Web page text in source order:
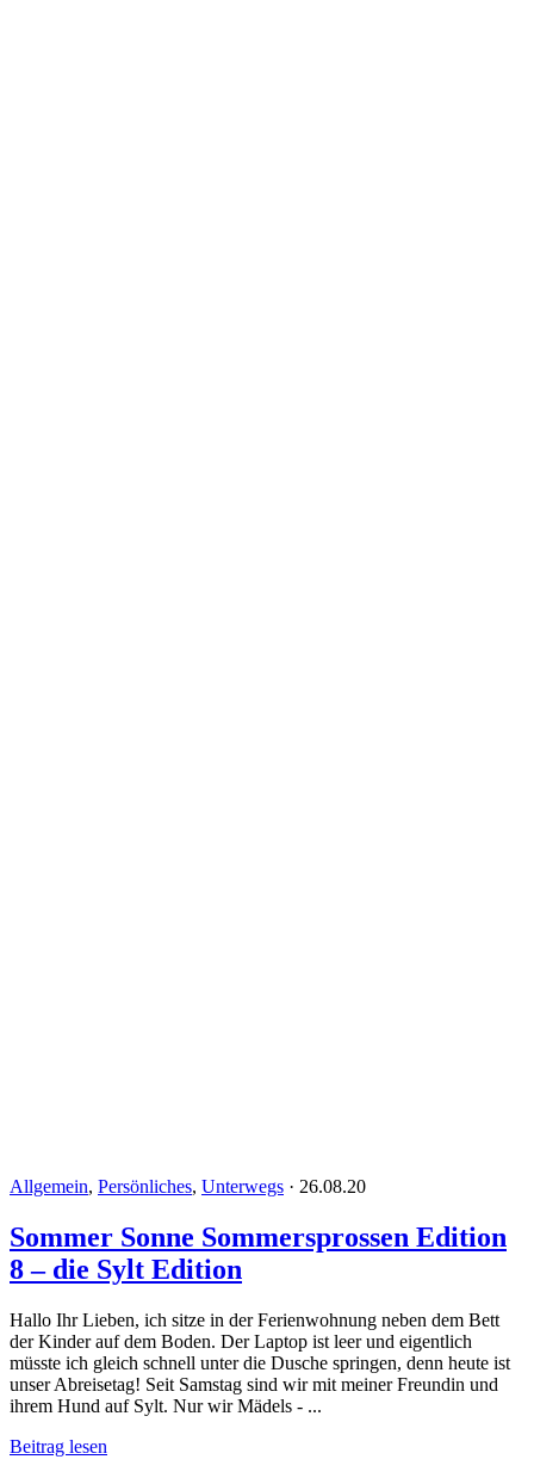
Allgemein, Persönliches, Unterwegs · 26.08.20
Sommer Sonne Sommersprossen Edition
8 – die Sylt Edition
Hallo Ihr Lieben, ich sitze in der Ferienwohnung neben dem Bett
der Kinder auf dem Boden. Der Laptop ist leer und eigentlich
müsste ich gleich schnell unter die Dusche springen, denn heute ist
unser Abreisetag! Seit Samstag sind wir mit meiner Freundin und
ihrem Hund auf Sylt. Nur wir Mädels - ...
Beitrag lesen